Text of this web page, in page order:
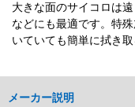
大きな面のサイコロは
などにも最適です。特
いていても簡単に拭き取
メーカー説明